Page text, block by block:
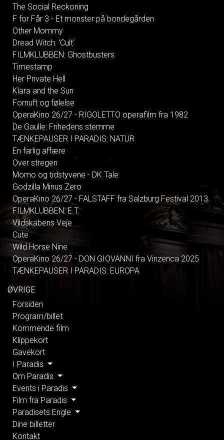
The Social Reckoning
F for Får 3 - Et monster på bondegården
Other Mommy
Dread Witch: 'Cult'
FILMKLUBBEN: Ghostbusters
Timestamp
Her Private Hell
Klara and the Sun
Fornuft og følelse
OperaKino 26/27 - RIGOLETTO operafilm fra 1982
De Gaulle: Frihedens stemme
TÆNKEPAUSER I PARADIS: NATUR
En farlig affære
Over stregen
Momo og tidstyvene - DK Tale
Godzilla Minus Zero
OperaKino 26/27 - FALSTAFF fra Salzburg Festival 2013
FILMKLUBBEN: E.T.
Vildskabens Veje
Cute
Wild Horse Nine
OperaKino 26/27 - DON GIOVANNI fra Vinzenca 2025
TÆNKEPAUSER I PARADIS: EUROPA
ØVRIGE
Forsiden
Program/billet
Kommende film
Klippekort
Gavekort
I Paradis
Om Paradis
Events i Paradis
Film fra Paradis
Paradisets Engle
Dine billetter
Kontakt